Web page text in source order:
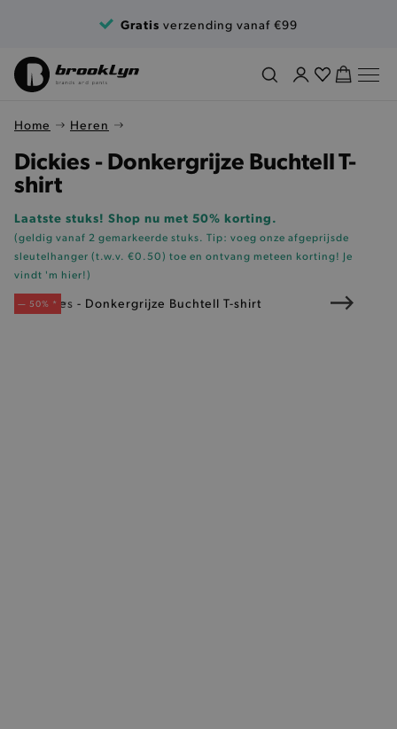
Gratis verzending vanaf €99
Home Heren
Dickies - Donkergrijze Buchtell T-
shirt
Laatste stuks! Shop nu met 50% korting.
(geldig vanaf 2 gemarkeerde stuks. Tip: voeg onze afgeprijsde
sleutelhanger (t.w.v. €0.50) toe en ontvang meteen korting! Je
vindt 'm hier!)
— 50% *